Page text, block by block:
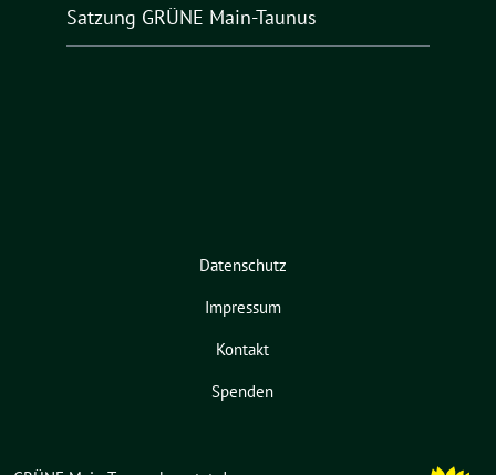
Satzung GRÜNE Main-Taunus
Datenschutz
Impressum
Kontakt
Spenden